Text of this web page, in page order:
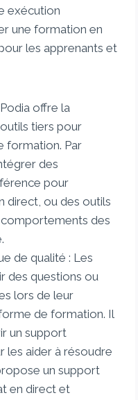
exécution
une formation en
les apprenants et
offre la
tiers pour
formation. Par
des
pour
direct, ou des outils
comportements des
de qualité : Les
des questions ou
lors de leur
de formation. Il
un support
les aider à résoudre
un support
en direct et